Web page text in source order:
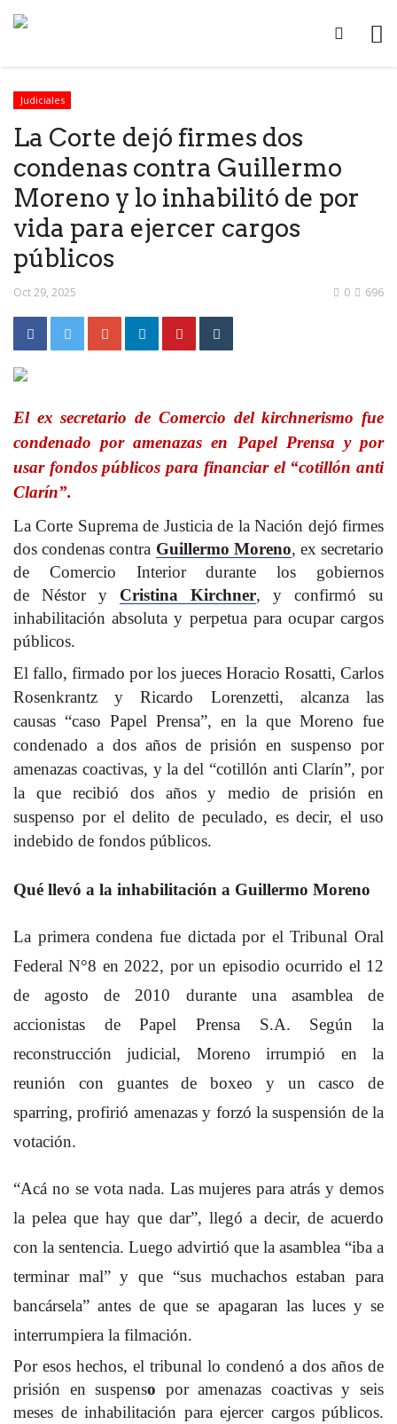
Judiciales
La Corte dejó firmes dos
condenas contra Guillermo
Moreno y lo inhabilitó de por
vida para ejercer cargos
públicos
Oct 29, 2025 696
0
El ex secretario de Comercio del kirchnerismo fue
condenado por amenazas en Papel Prensa y por
usar fondos públicos para financiar el “cotillón anti
Clarín”.
La Corte Suprema de Justicia de la Nación dejó firmes
dos condenas contra Guillermo Moreno, ex secretario
de Comercio Interior durante los gobiernos
de Néstor
y Cristina Kirchner, y confirmó su
inhabilitación absoluta y perpetua para ocupar cargos
públicos.
El fallo, firmado por los jueces Horacio Rosatti, Carlos
Rosenkrantz y Ricardo Lorenzetti, alcanza las
causas “caso Papel Prensa”, en la que Moreno fue
condenado a dos años de prisión en suspenso por
amenazas coactivas, y la del “cotillón anti Clarín”, por
la que recibió dos años y medio de prisión en
suspenso por el delito de peculado, es decir, el uso
indebido de fondos públicos.
Qué llevó a la inhabilitación a Guillermo Moreno
La primera condena fue dictada por el Tribunal Oral
Federal N°8 en 2022, por un episodio ocurrido el 12
de agosto de 2010 durante una asamblea de
accionistas de Papel Prensa S.A. Según la
reconstrucción judicial, Moreno irrumpió en la
reunión con guantes de boxeo y un casco de
sparring, profirió amenazas y forzó la suspensión de la
votación.
“Acá no se vota nada. Las mujeres para atrás y demos
la pelea que hay que dar”, llegó a decir, de acuerdo
con la sentencia. Luego advirtió que la asamblea “iba a
terminar mal” y que “sus muchachos estaban para
bancársela” antes de que se apagaran las luces y se
interrumpiera la filmación.
Por esos hechos, el tribunal lo condenó a dos años de
prisión en suspenso por amenazas coactivas y seis
meses de inhabilitación para ejercer cargos públicos.